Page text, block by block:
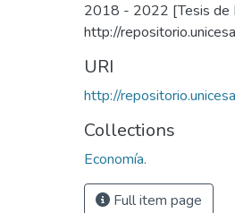
2018 - 2022 [Tesis de
http://
URI
http://
Collections
Economía.
Full item page